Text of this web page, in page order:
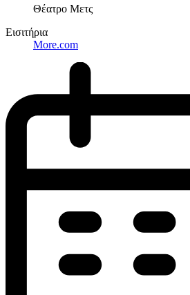
Θέατρο Μετς
Εισιτήρια
More.com